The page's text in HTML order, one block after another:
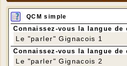
QCM simple
Connaissez-vous la langue de
Le "parler" Gignacois 1
Connaissez-vous la langue de
Le "parler" Gignacois 2